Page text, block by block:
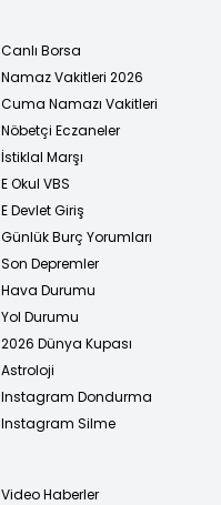
Canlı Borsa
Namaz Vakitleri 2026
Cuma Namazı Vakitleri
Nöbetçi Eczaneler
İstiklal Marşı
E Okul VBS
E Devlet Giriş
Günlük Burç Yorumları
Son Depremler
Hava Durumu
Yol Durumu
2026 Dünya Kupası
Astroloji
Instagram Dondurma
Instagram Silme
Video Haberler